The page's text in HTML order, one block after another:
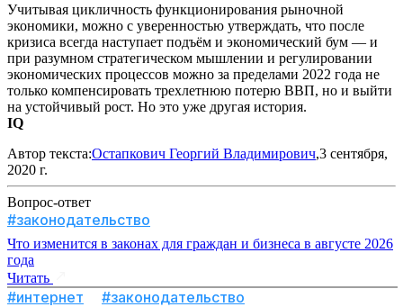
Учитывая цикличность функционирования рыночной
экономики, можно с уверенностью утверждать, что после
кризиса всегда наступает подъём и экономический бум — и
при разумном стратегическом мышлении и регулировании
экономических процессов можно за пределами 2022 года не
только компенсировать трехлетнюю потерю ВВП, но и выйти
на устойчивый рост. Но это уже другая история.
IQ
Автор текста:Остапкович Георгий Владимирович,3 сентября,
2020 г.
Вопрос-ответ
#законодательство
Что изменится в законах для граждан и бизнеса в августе 2026
года
Читать
#интернет #законодательство